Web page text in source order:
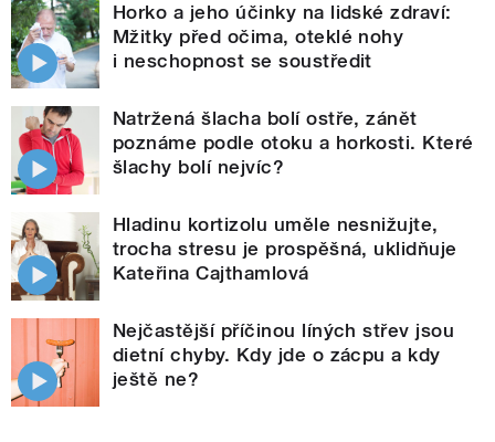
Horko a jeho účinky na lidské zdraví:
Mžitky před očima, oteklé nohy
i neschopnost se soustředit
Natržená šlacha bolí ostře, zánět
poznáme podle otoku a horkosti. Které
šlachy bolí nejvíc?
Hladinu kortizolu uměle nesnižujte,
trocha stresu je prospěšná, uklidňuje
Kateřina Cajthamlová
Nejčastější příčinou líných střev jsou
dietní chyby. Kdy jde o zácpu a kdy
ještě ne?